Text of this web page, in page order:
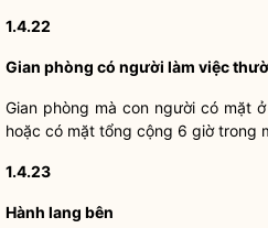
1.4.22
Gian phòng có người làm việc
Gian phòng mà con người có mặt
hoặc có mặt tổng cộng 6 giờ trong
1.4.23
Hành lang bên